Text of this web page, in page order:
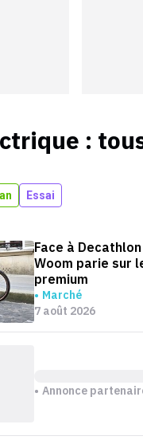
:
Essai
Face à
Woom parie sur
premium
Marché
7 août 2026
Annonce